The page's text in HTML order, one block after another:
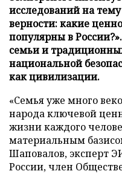
исследований на
верности: какие
популярны в
семьи и
национальной
как цивилизации.
«Семья уже много
народа ключевой
жизни каждого
материальным
Шаповалов,
России, член